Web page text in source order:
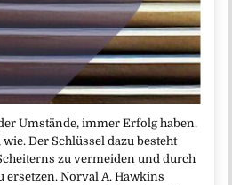
Umstände, immer Erfolg haben.
Der Schlüssel dazu besteht
zu vermeiden und durch
ersetzen. Norval A. Hawkins